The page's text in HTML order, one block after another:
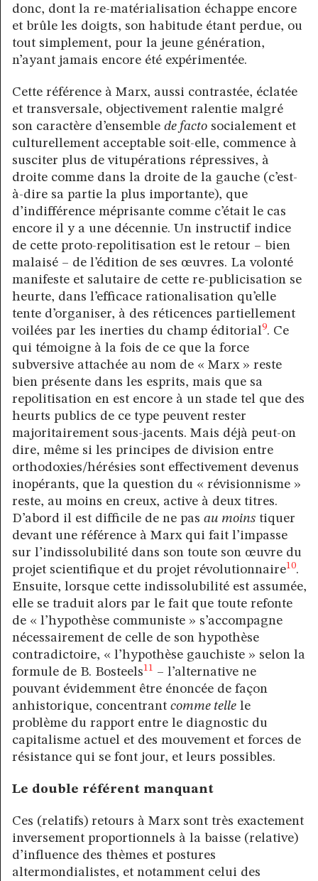
donc, dont la re-matérialisation échappe encore
et brûle les doigts, son habitude étant perdue, ou
tout simplement, pour la jeune génération,
n’ayant jamais encore été expérimentée.
Cette référence à Marx, aussi contrastée, éclatée
et transversale, objectivement ralentie malgré
son caractère d’ensemble de facto socialement et
culturellement acceptable soit-elle, commence à
susciter plus de vitupérations répressives, à
droite comme dans la droite de la gauche (c’est-
à-dire sa partie la plus importante), que
d’indifférence méprisante comme c’était le cas
encore il y a une décennie. Un instructif indice
de cette proto-repolitisation est le retour – bien
malaisé – de l’édition de ses œuvres. La volonté
manifeste et salutaire de cette re-publicisation se
heurte, dans l’efficace rationalisation qu’elle
tente d’organiser, à des réticences partiellement
voilées par les inerties du champ éditorial9. Ce
qui témoigne à la fois de ce que la force
subversive attachée au nom de « Marx » reste
bien présente dans les esprits, mais que sa
repolitisation en est encore à un stade tel que des
heurts publics de ce type peuvent rester
majoritairement sous-jacents. Mais déjà peut-on
dire, même si les principes de division entre
orthodoxies/hérésies sont effectivement devenus
inopérants, que la question du « révisionnisme »
reste, au moins en creux, active à deux titres.
D’abord il est difficile de ne pas au moins tiquer
devant une référence à Marx qui fait l’impasse
sur l’indissolubilité dans son toute son œuvre du
projet scientifique et du projet révolutionnaire10.
Ensuite, lorsque cette indissolubilité est assumée,
elle se traduit alors par le fait que toute refonte
de « l’hypothèse communiste » s’accompagne
nécessairement de celle de son hypothèse
contradictoire, « l’hypothèse gauchiste » selon la
formule de B. Bosteels11 – l’alternative ne
pouvant évidemment être énoncée de façon
anhistorique, concentrant comme telle le
problème du rapport entre le diagnostic du
capitalisme actuel et des mouvement et forces de
résistance qui se font jour, et leurs possibles.
Le double référent manquant
Ces (relatifs) retours à Marx sont très exactement
inversement proportionnels à la baisse (relative)
d’influence des thèmes et postures
altermondialistes, et notamment celui des